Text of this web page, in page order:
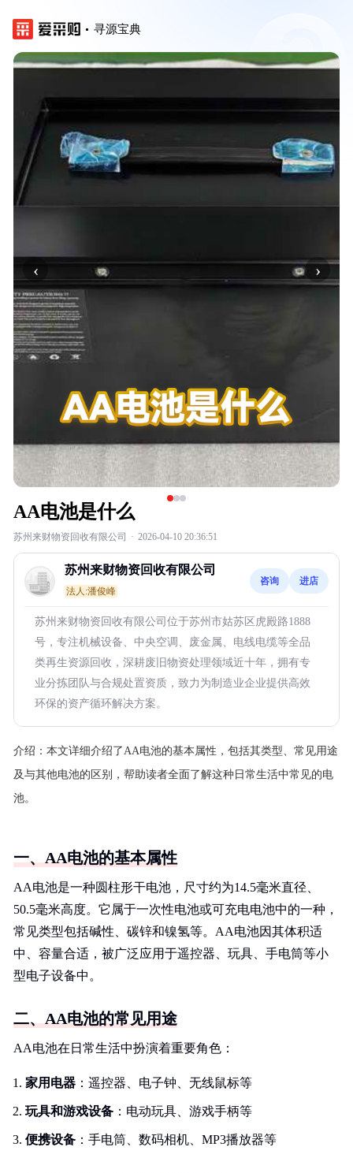
寻源宝典
‹ ›
AA电池是什么
苏州来财物资回收有限公司 · 2026-04-10 20:36:51
苏州来财物资回收有限公司
法人:潘俊峰
咨询 进店
苏州来财物资回收有限公司位于苏州市姑苏区虎殿路1888
号，专注机械设备、中央空调、废金属、电线电缆等全品
类再生资源回收，深耕废旧物资处理领域近十年，拥有专
业分拣团队与合规处置资质，致力为制造业企业提供高效
环保的资产循环解决方案。
介绍： 本文详细介绍了AA电池的基本属性，包括其类型、常见用途
及与其他电池的区别，帮助读者全面了解这种日常生活中常见的电
池。
一、AA电池的基本属性
AA电池是一种圆柱形干电池，尺寸约为14.5毫米直径、
50.5毫米高度。它属于一次性电池或可充电电池中的一种，
常见类型包括碱性、碳锌和镍氢等。AA电池因其体积适
中、容量合适，被广泛应用于遥控器、玩具、手电筒等小
型电子设备中。
二、AA电池的常见用途
AA电池在日常生活中扮演着重要角色：
家用电器 ：遥控器、电子钟、无线鼠标等
玩具和游戏设备 ：电动玩具、游戏手柄等
便携设备 ：手电筒、数码相机、MP3播放器等